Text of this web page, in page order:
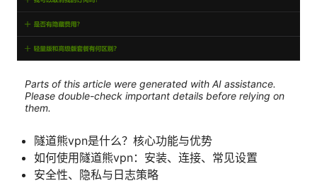
Parts of this article were generated with AI assistance.
Please double-check important details before relying on
them.
隧道熊vpn是什么？核心功能与优势
如何使用隧道熊vpn：安装、连接、常见设置
安全性、隐私与日志策略